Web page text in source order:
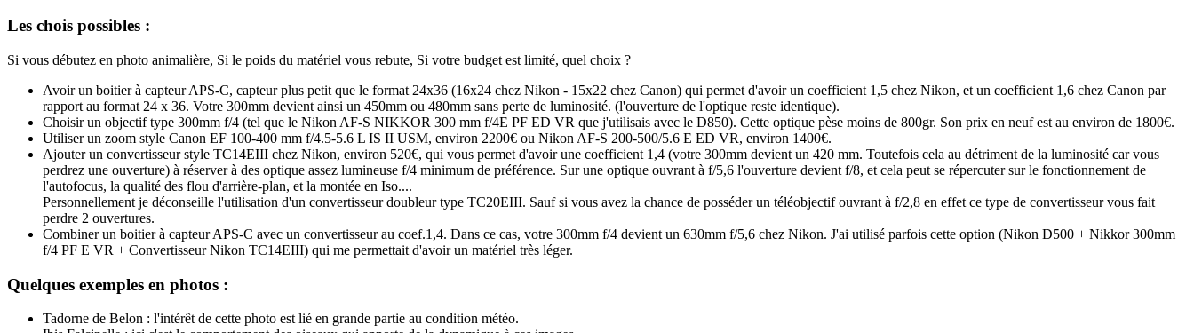
Les chois possibles :
Si vous débutez en photo animalière, Si le poids du matériel vous rebute, Si votre budget est limité, quel choix ?
Avoir un boitier à capteur APS-C, capteur plus petit que le format 24x36 (16x24 chez Nikon - 15x22 chez Canon) qui permet d'avoir un coefficient 1,5 chez Nikon, et un coefficient 1,6 chez Canon par
rapport au format 24 x 36. Votre 300mm devient ainsi un 450mm ou 480mm sans perte de luminosité. (l'ouverture de l'optique reste identique).
Choisir un objectif type 300mm f/4 (tel que le Nikon AF-S NIKKOR 300 mm f/4E PF ED VR que j'utilisais avec le D850). Cette optique pèse moins de 800gr. Son prix en neuf est au environ de 1800€.
Utiliser un zoom style Canon EF 100-400 mm f/4.5-5.6 L IS II USM, environ 2200€ ou Nikon AF-S 200-500/5.6 E ED VR, environ 1400€.
Ajouter un convertisseur style TC14EIII chez Nikon, environ 520€, qui vous permet d'avoir une coefficient 1,4 (votre 300mm devient un 420 mm. Toutefois cela au détriment de la luminosité car vous
perdrez une ouverture) à réserver à des optique assez lumineuse f/4 minimum de préférence. Sur une optique ouvrant à f/5,6 l'ouverture devient f/8, et cela peut se répercuter sur le fonctionnement de
l'autofocus, la qualité des flou d'arrière-plan, et la montée en Iso....
Personnellement je déconseille l'utilisation d'un convertisseur doubleur type TC20EIII. Sauf si vous avez la chance de posséder un téléobjectif ouvrant à f/2,8 en effet ce type de convertisseur vous fait
perdre 2 ouvertures.
Combiner un boitier à capteur APS-C avec un convertisseur au coef.1,4. Dans ce cas, votre 300mm f/4 devient un 630mm f/5,6 chez Nikon. J'ai utilisé parfois cette option (Nikon D500 + Nikkor 300mm
f/4 PF E VR + Convertisseur Nikon TC14EIII) qui me permettait d'avoir un matériel très léger.
Quelques exemples en photos :
Tadorne de Belon : l'intérêt de cette photo est lié en grande partie au condition météo.